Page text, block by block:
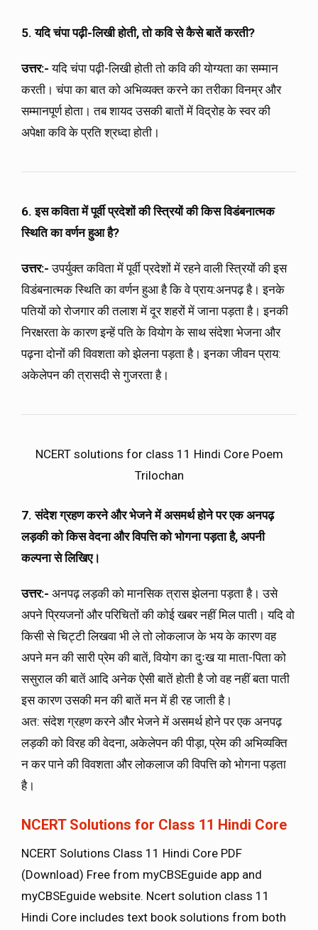
5. यदि चंपा पढ़ी-लिखी होती, तो कवि से कैसे बातें करती?
उत्तर:- यदि चंपा पढ़ी-लिखी होती तो कवि की योग्यता का सम्मान
करती। चंपा का बात को अभिव्यक्त करने का तरीका विनम्र और
सम्मानपूर्ण होता। तब शायद उसकी बातों में विद्रोह के स्वर की
अपेक्षा कवि के प्रति श्रध्दा होती।
6. इस कविता में पूर्वी प्रदेशों की स्त्रियों की किस विडंबनात्मक
स्थिति का वर्णन हुआ है?
उत्तर:- उपर्युक्त कविता में पूर्वी प्रदेशों में रहने वाली स्त्रियों की इस
विडंबनात्मक स्थिति का वर्णन हुआ है कि वे प्राय:अनपढ़ है। इनके
पतियों को रोजगार की तलाश में दूर शहरों में जाना पड़ता है। इनकी
निरक्षरता के कारण इन्हें पति के वियोग के साथ संदेशा भेजना और
पढ़ना दोनों की विवशता को झेलना पड़ता है। इनका जीवन प्राय:
अकेलेपन की त्रासदी से गुजरता है।
NCERT solutions for class 11 Hindi Core Poem
Trilochan
7. संदेश ग्रहण करने और भेजने में असमर्थ होने पर एक अनपढ़
लड़की को किस वेदना और विपत्ति को भोगना पड़ता है, अपनी
कल्पना से लिखिए।
उत्तर:- अनपढ़ लड़की को मानसिक त्रास झेलना पड़ता है। उसे
अपने प्रियजनों और परिचितों की कोई खबर नहीं मिल पाती। यदि वो
किसी से चिट्टी लिखवा भी ले तो लोकलाज के भय के कारण वह
अपने मन की सारी प्रेम की बातें, वियोग का दुःख या माता-पिता को
ससुराल की बातें आदि अनेक ऐसी बातें होती है जो वह नहीं बता पाती
इस कारण उसकी मन की बातें मन में ही रह जाती है।
अत: संदेश ग्रहण करने और भेजने में असमर्थ होने पर एक अनपढ़
लड़की को विरह की वेदना, अकेलेपन की पीड़ा, प्रेम की अभिव्यक्ति
न कर पाने की विवशता और लोकलाज की विपत्ति को भोगना पड़ता
है।
NCERT Solutions for Class 11 Hindi Core
NCERT Solutions Class 11 Hindi Core PDF
(Download) Free from myCBSEguide app and
myCBSEguide website. Ncert solution class 11
Hindi Core includes text book solutions from both